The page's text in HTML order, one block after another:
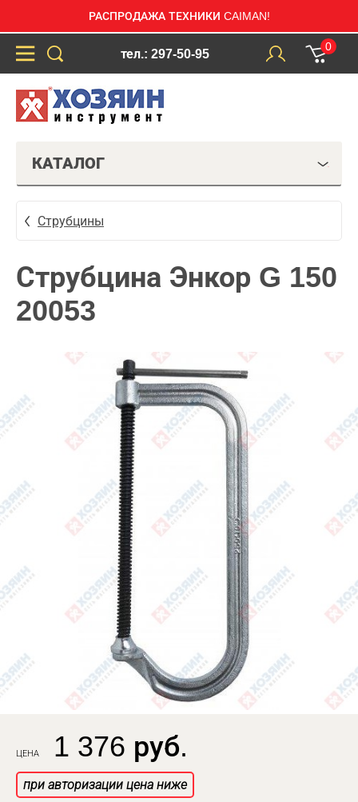
РАСПРОДАЖА ТЕХНИКИ CAIMAN!
тел.: 297-50-95
0
КАТАЛОГ
Струбцины
Струбцина Энкор G 150
20053
ЦЕНА 1 376 руб.
при авторизации цена ниже